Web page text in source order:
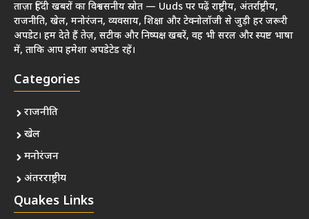
ताज़ा हिंदी खबरों का विश्वसनीय स्रोत — Uuds पर पढ़ें राष्ट्रीय, अंतर्राष्ट्रीय,
राजनीति, खेल, मनोरंजन, व्यवसाय, शिक्षा और टेक्नोलॉजी से जुड़ी हर जरूरी
अपडेट। हम देते हैं तेज़, सटीक और निष्पक्ष खबरें, वह भी सरल और स्पष्ट भाषा
में, ताकि आप हमेशा अपडेटेड रहें।
Categories
राजनीति
खेल
मनोरंजन
अंतरराष्ट्रीय
Quakes Links